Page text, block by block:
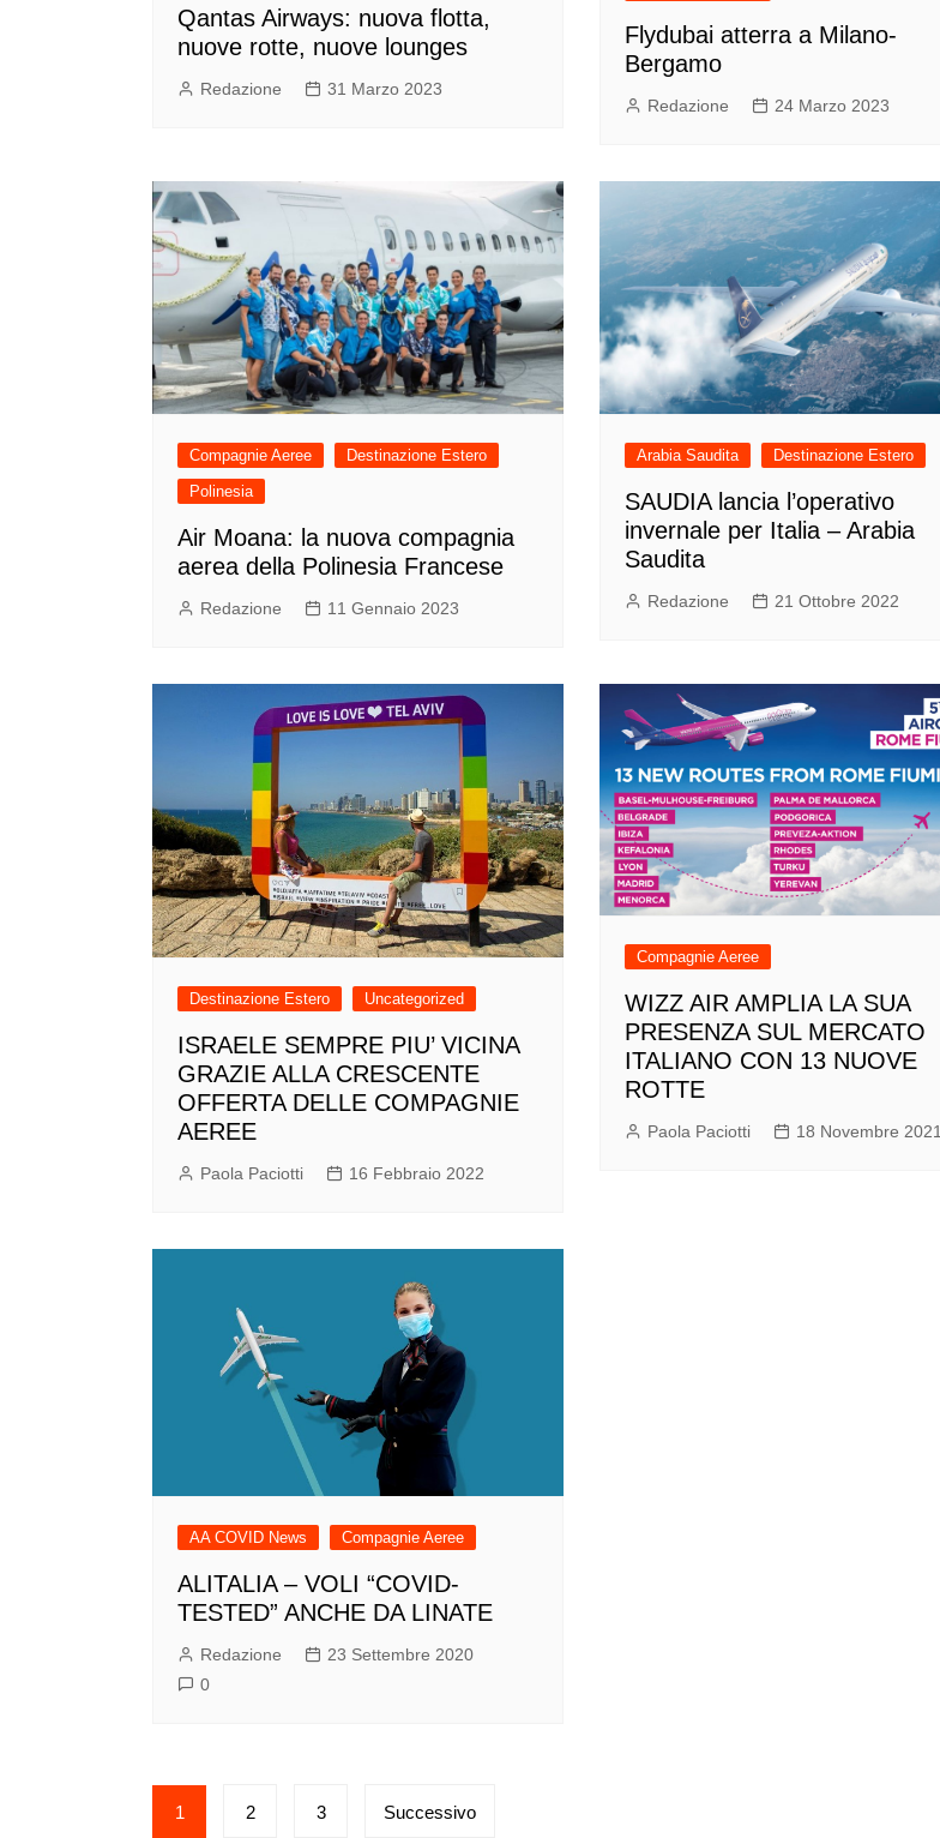
Qantas Airways: nuova flotta,
nuove rotte, nuove lounges
Redazione 31 Marzo 2023
Flydubai atterra a Milano-
Bergamo
Redazione 24 Marzo 2023
Compagnie Aeree
Destinazione Estero
Polinesia
Air Moana: la nuova compagnia
aerea della Polinesia Francese
Redazione 11 Gennaio 2023
Arabia Saudita Destinazione Estero
SAUDIA lancia l’operativo
invernale per Italia – Arabia
Saudita
Redazione 21 Ottobre 2022
Destinazione Estero Uncategorized
ISRAELE SEMPRE PIU’ VICINA
GRAZIE ALLA CRESCENTE
OFFERTA DELLE COMPAGNIE
AEREE
Paola Paciotti 16 Febbraio 2022
Compagnie Aeree
WIZZ AIR AMPLIA LA SUA
PRESENZA SUL MERCATO
ITALIANO CON 13 NUOVE
ROTTE
Paola Paciotti 18 Novembre 2021
AA COVID News Compagnie Aeree
ALITALIA – VOLI “COVID-
TESTED” ANCHE DA LINATE
Redazione
23 Settembre 2020
0
Paginazione
1 2 3 Successivo